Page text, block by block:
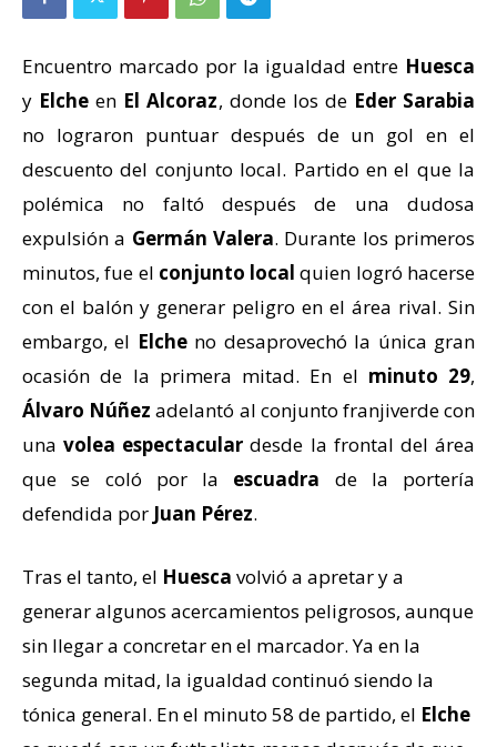
Encuentro marcado por la igualdad entre Huesca
y Elcheen El Alcoraz, donde los de Eder Sarabia
no lograron puntuar después de un gol en el
descuento del conjunto local. Partido en el que la
polémica no faltó después de una dudosa
expulsión a Germán Valera. Durante los primeros
minutos, fue el conjunto local quien logró hacerse
con el balón y generar peligro en el área rival. Sin
embargo, el Elcheno desaprovechó la única gran
ocasión de la primera mitad. En el minuto 29,
Álvaro Núñez adelantó al conjunto franjiverde con
unavolea espectacular desde la frontal del área
que se coló por la escuadra de la portería
defendida por Juan Pérez.
Tras el tanto, el Huesca volvió a apretar y a
generar algunos acercamientos peligrosos, aunque
sin llegar a concretar en el marcador. Ya en la
segunda mitad, la igualdad continuó siendo la
tónica general. En el minuto 58 de partido, el Elche